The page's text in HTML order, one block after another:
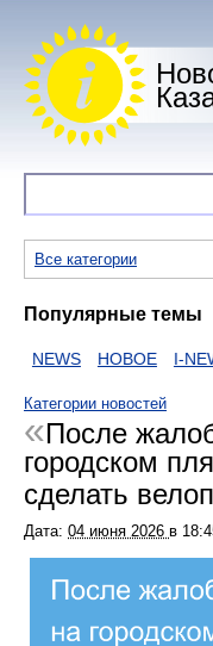
Все категории
Популярные темы
NEWS НОВОЕ I-NEWS
Категории новостей
После
городском
сделать
Дата: 04 июня 2026 в